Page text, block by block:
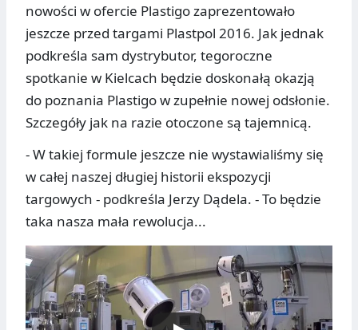
nowości w ofercie Plastigo zaprezentowało
jeszcze przed targami Plastpol 2016. Jak jednak
podkreśla sam dystrybutor, tegoroczne
spotkanie w Kielcach będzie doskonałą okazją
do poznania Plastigo w zupełnie nowej odsłonie.
Szczegóły jak na razie otoczone są tajemnicą.
- W takiej formule jeszcze nie wystawialiśmy się
w całej naszej długiej historii ekspozycji
targowych - podkreśla Jerzy Dądela. - To będzie
taka nasza mała rewolucja...